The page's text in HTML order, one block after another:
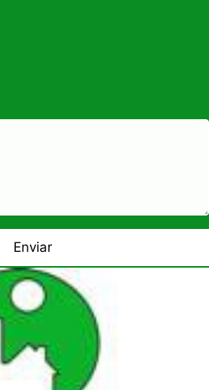
Enviar